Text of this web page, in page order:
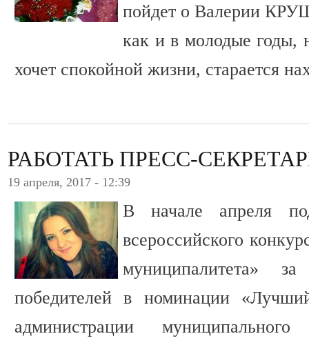
пойдет о Валерии
как и в молодые годы,
хочет спокойной жизни, старается
РАБОТАТЬ ПРЕСС-
19 апреля, 2017 - 12:39
В начале апреля
всероссийского
муниципалитета»
победителей в номинации
администрации